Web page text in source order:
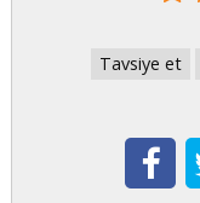
Tavsiye et